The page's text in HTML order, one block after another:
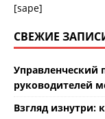
[sape]
СВЕЖИЕ
Управленческий
руководителей
Взгляд изнутри: